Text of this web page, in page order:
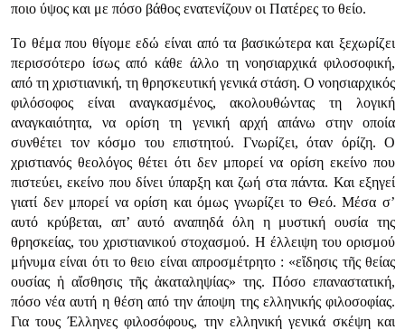
ποιο ύψος και με πόσο βάθος ενατενίζουν οι Πατέρες το θείο.
Το θέμα που θίγομε εδώ είναι από τα βασικώτερα και ξεχωρίζει
περισσότερο ίσως από κάθε άλλο τη νοησιαρχικά φιλοσοφική,
από τη χριστιανική, τη θρησκευτική γενικά στάση. Ο νοησιαρχικός
φιλόσοφος είναι αναγκασμένος, ακολουθώντας τη λογική
αναγκαιότητα, να ορίση τη γενική αρχή απάνω στην οποία
συνθέτει τον κόσμο του επιστητού. Γνωρίζει, όταν όρίζη. Ο
χριστιανός θεολόγος θέτει ότι δεν μπορεί να ορίση εκείνο που
πιστεύει, εκείνο που δίνει ύπαρξη και ζωή στα πάντα. Και εξηγεί
γιατί δεν μπορεί να ορίση και όμως γνωρίζει το Θεό. Μέσα σ’
αυτό κρύβεται, απ’ αυτό αναπηδά όλη η μυστική ουσία της
θρησκείας, του χριστιανικού στοχασμού. Η έλλειψη του ορισμού
μήνυμα είναι ότι το θειο είναι απροσμέτρητο : «εἴδησις τῆς θείας
ουσίας ἡ αἴσθησις τῆς ἀκαταληψίας» της. Πόσο επαναστατική,
πόσο νέα αυτή η θέση από την άποψη της ελληνικής φιλοσοφίας.
Για τους Έλληνες φιλοσόφους, την ελληνική γενικά σκέψη και